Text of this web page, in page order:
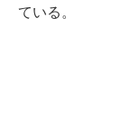
ている。